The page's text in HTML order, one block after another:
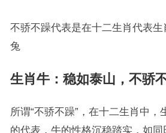
不骄不躁代表是在十二生肖代表生
兔
生肖牛：稳如泰山，不骄
所谓“不骄不躁”，在十二生肖中，
的代表，牛的性格沉稳踏实，如